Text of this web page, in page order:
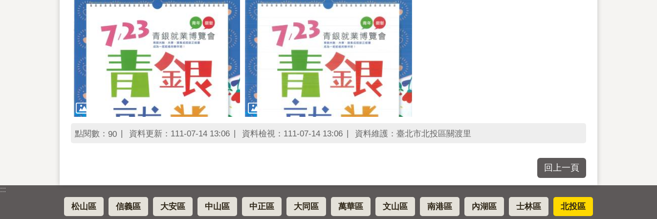
點閱數： 90 資料更新：111-07-14 13:06 資料檢視：111-07-14 13:06 資料維護：臺北市北投區關渡里
回上一頁
:::
松山區 信義區 大安區 中山區 中正區 大同區 萬華區 文山區 南港區 內湖區 士林區 北投區